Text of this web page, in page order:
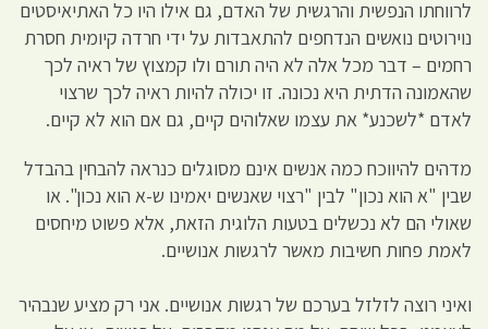
לרווחתו הנפשית והרגשית של האדם, גם אילו היו כל האתיאיסטים
נוירוטים נואשים הנדחפים להתאבדות על ידי חרדה קיומית חסרת
רחמים – דבר מכל אלה לא היה תורם ולו קמצוץ של ראיה לכך
שהאמונה הדתית היא נכונה. זו יכולה להיות ראיה לכך שרצוי
לאדם *לשכנע* את עצמו שאלוהים קיים, גם אם הוא לא קיים.
מדהים להיווכח כמה אנשים אינם מסוגלים כנראה להבחין בהבדל
שבין "א הוא נכון" לבין "רצוי שאנשים יאמינו ש-א הוא נכון". או
שאולי הם לא נכשלים בטעות הלוגית הזאת, אלא פשוט מיחסים
לאמת פחות חשיבות מאשר לרגשות אנושיים.
ואיני רוצה לזלזל בערכם של רגשות אנושיים. אני רק מציע שנבהיר